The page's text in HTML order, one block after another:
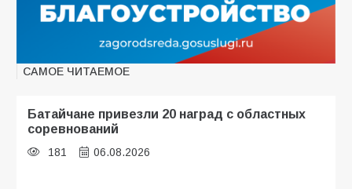
САМОЕ ЧИТАЕМОЕ
Батайчане привезли 20 наград с областных
соревнований
181 06.08.2026